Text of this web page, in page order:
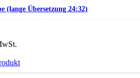
(lange Übersetzung 24:32)